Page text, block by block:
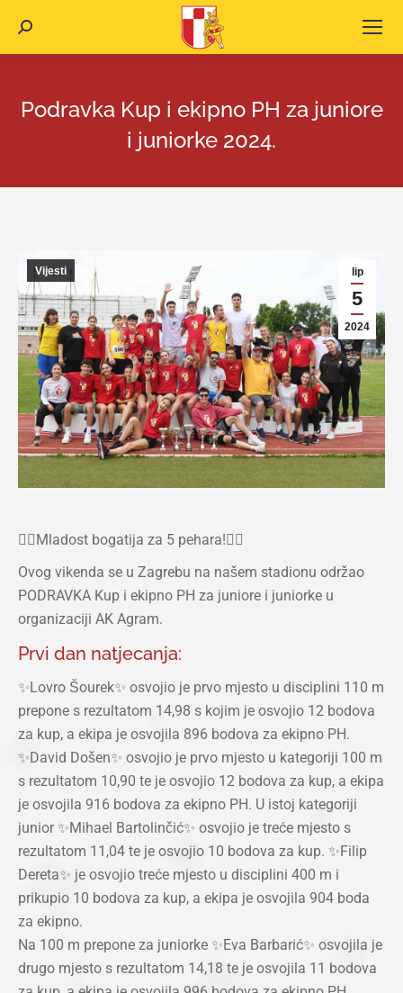
Search:
Podravka Kup i ekipno PH za juniore
i juniorke 2024.
lip
5
2024
Vijesti
❤️‍🔥Mladost bogatija za 5 pehara!❤️‍🔥
Ovog vikenda se u Zagrebu na našem stadionu održao
PODRAVKA Kup i ekipno PH za juniore i juniorke u
organizaciji AK Agram.
Prvi dan natjecanja:
✨Lovro Šourek✨ osvojio je prvo mjesto u disciplini 110 m
prepone s rezultatom 14,98 s kojim je osvojio 12 bodova
za kup, a ekipa je osvojila 896 bodova za ekipno PH.
✨David Došen✨ osvojio je prvo mjesto u kategoriji 100 m
s rezultatom 10,90 te je osvojio 12 bodova za kup, a ekipa
je osvojila 916 bodova za ekipno PH. U istoj kategoriji
junior ✨Mihael Bartolinčić✨ osvojio je treće mjesto s
rezultatom 11,04 te je osvojio 10 bodova za kup. ✨Filip
Dereta✨ je osvojio treće mjesto u disciplini 400 m i
prikupio 10 bodova za kup, a ekipa je osvojila 904 boda
za ekipno.
Na 100 m prepone za juniorke ✨Eva Barbarić✨ osvojila je
drugo mjesto s rezultatom 14,18 te je osvojila 11 bodova